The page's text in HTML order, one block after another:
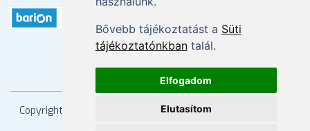
Bővebb tájékoztatást a Süti
tájékoztatónkbantalál.
Elfogadom
Elutasítom
Copyright 2026 Mprx. Minden jog fenntartva